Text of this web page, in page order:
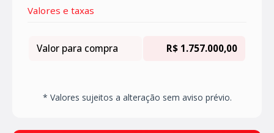
Valores e taxas
Valor para compra R$ 1.757.000,00
* Valores sujeitos a alteração sem aviso prévio.